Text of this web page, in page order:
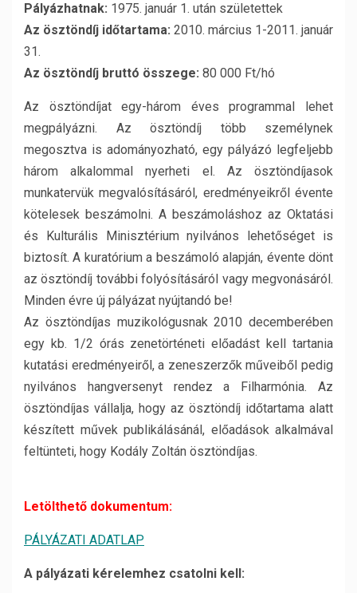
Pályázhatnak: 1975. január 1. után születettek
Az ösztöndíj időtartama: 2010. március 1-2011. január
31.
Az ösztöndíj bruttó összege: 80 000 Ft/hó
Az ösztöndíjat egy-három éves programmal lehet
megpályázni. Az ösztöndíj több személynek
megosztva is adományozható, egy pályázó legfeljebb
három alkalommal nyerheti el. Az ösztöndíjasok
munkatervük megvalósításáról, eredményeikről évente
kötelesek beszámolni. A beszámoláshoz az Oktatási
és Kulturális Minisztérium nyilvános lehetőséget is
biztosít. A kuratórium a beszámoló alapján, évente dönt
az ösztöndíj további folyósításáról vagy megvonásáról.
Minden évre új pályázat nyújtandó be!
Az ösztöndíjas muzikológusnak 2010 decemberében
egy kb. 1/2 órás zenetörténeti előadást kell tartania
kutatási eredményeiről, a zeneszerzők műveiből pedig
nyilvános hangversenyt rendez a Filharmónia. Az
ösztöndíjas vállalja, hogy az ösztöndíj időtartama alatt
készített művek publikálásánál, előadások alkalmával
feltünteti, hogy Kodály Zoltán ösztöndíjas.
Letölthető dokumentum:
PÁLYÁZATI ADATLAP
A pályázati kérelemhez csatolni kell: